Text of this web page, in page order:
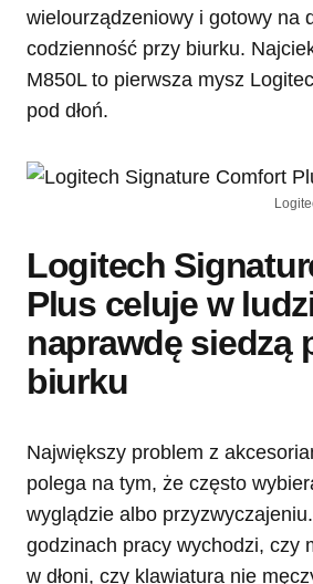
wielourządzeniowy i gotowy na
codzienność przy biurku.
M850L to pierwsza mysz
pod dłoń.
Logitech
Plus celuje w
naprawdę siedzą
biurku
Największy problem z
polega na tym, że często
wyglądzie albo
godzinach pracy wychodzi, czy
w dłoni, czy klawiatura nie